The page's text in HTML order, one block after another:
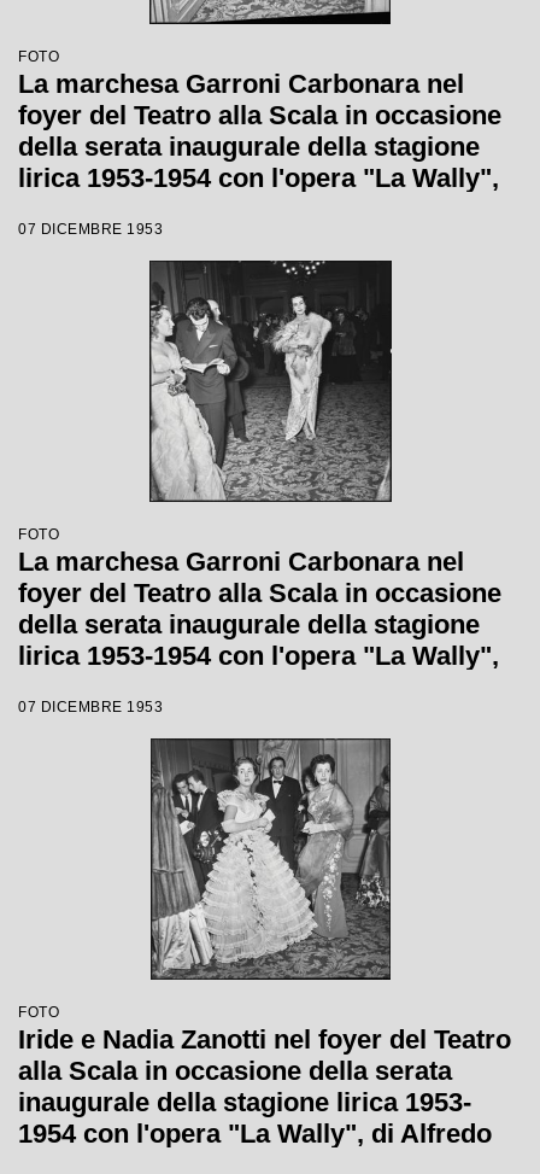
FOTO
La marchesa Garroni Carbonara nel
foyer del Teatro alla Scala in occasione
della serata inaugurale della stagione
lirica 1953-1954 con l'opera "La Wally",
Maria Giulini, con la regia di Tatiana
07 DICEMBRE 1953
FOTO
La marchesa Garroni Carbonara nel
foyer del Teatro alla Scala in occasione
della serata inaugurale della stagione
lirica 1953-1954 con l'opera "La Wally",
Maria Giulini, con la regia di Tatiana
07 DICEMBRE 1953
FOTO
Iride e Nadia Zanotti nel foyer del Teatro
alla Scala in occasione della serata
inaugurale della stagione lirica 1953-
1954 con l'opera "La Wally", di Alfredo